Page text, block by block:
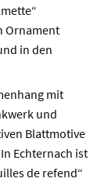
Ornament
in den
mit
und
Blattmotive
Echternach ist
de refend“